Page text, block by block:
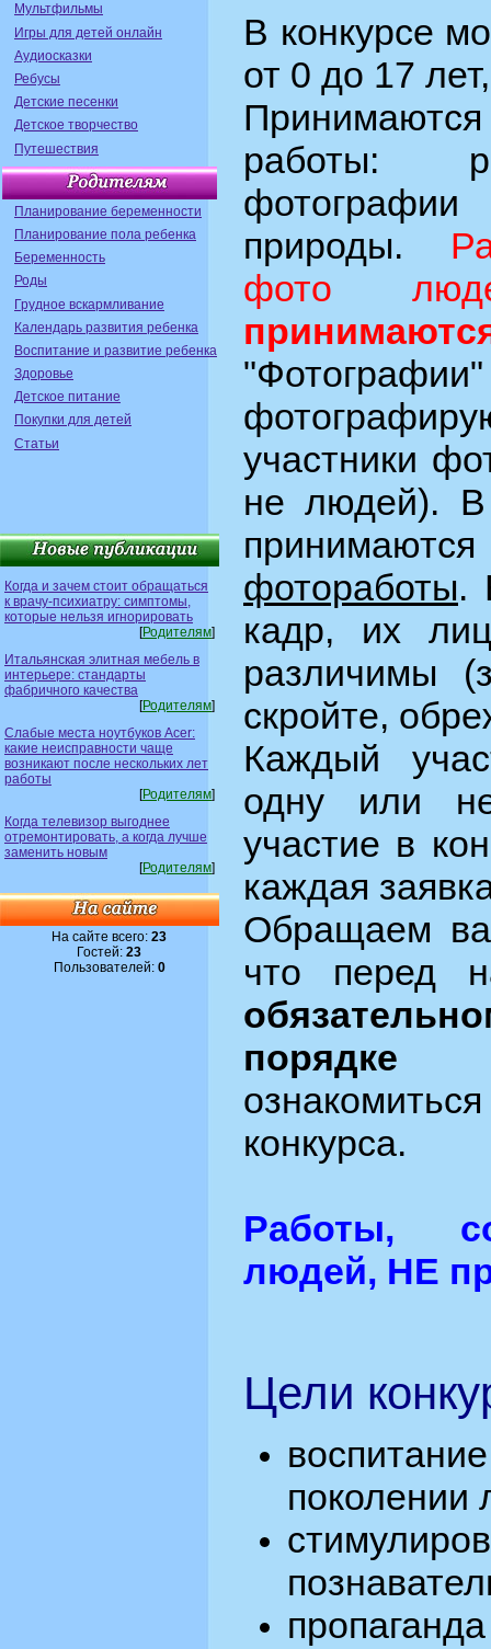
Мультфильмы
Игры для детей онлайн
Аудиосказки
Ребусы
Детские песенки
Детское творчество
Путешествия
Планирование беременности
Планирование пола ребенка
Беременность
Роды
Грудное вскармливание
Календарь развития ребенка
Воспитание и развитие ребенка
Здоровье
Детское питание
Покупки для детей
Статьи
Когда и зачем стоит обращаться
к врачу-психиатру: симптомы,
которые нельзя игнорировать
[Родителям]
Итальянская элитная мебель в
интерьере: стандарты
фабричного качества
[Родителям]
Слабые места ноутбуков Acer:
какие неисправности чаще
возникают после нескольких лет
работы
[Родителям]
Когда телевизор выгоднее
отремонтировать, а когда лучше
заменить новым
[Родителям]
На сайте всего:23
Гостей:23
Пользователей: 0
В конкурсе
от 0 до 17
работы:
природы.
фото
участники
не людей).
фотоработы.
кадр, их
различимы
скройте,
Каждый
одну или
участие в
каждая
Обращаем
что перед
порядке
конкурса.
Работы,
людей, НЕ
Цели
поколении